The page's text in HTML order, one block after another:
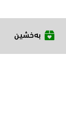
بەخشین